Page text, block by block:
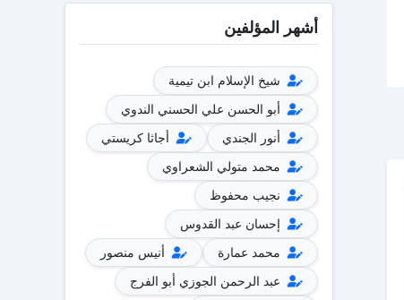
أشهر المؤلفين
شيخ الإسلام ابن تيمية
أبو الحسن علي الحسني الندوي
أنور الجندي
أجاثا كريستي
محمد متولي الشعراوي
نجيب محفوظ
إحسان عبد القدوس
محمد عمارة
أنيس منصور
عبد الرحمن الجوزي أبو الفرج